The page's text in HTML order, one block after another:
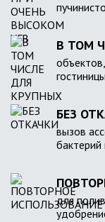
В ТОМ
БЕЗ
вызов
бактерий
для